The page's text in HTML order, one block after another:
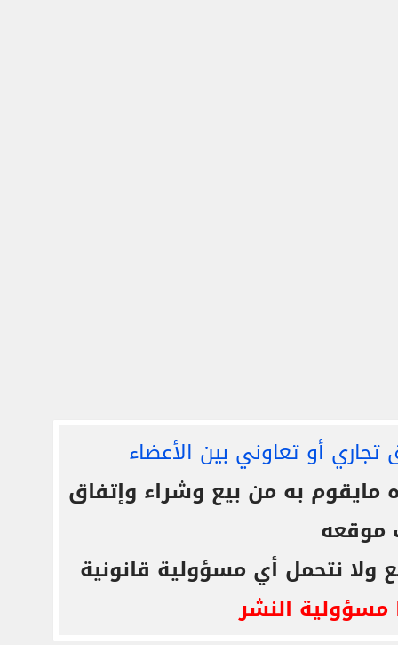
أو تعاوني بين الأعضاء
به من بيع وشراء وإتفاق
موقعه
ولا نتحمل أي مسؤولية قانونية
مسؤولية النشر